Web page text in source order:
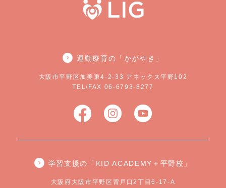
運動療育の「かがやき」
大阪市平野区加美東4-2-33 アネックス平野102
TEL/FAX 06-6793-8277
学習支援の「KID ACADEMY＋平野校」
大阪府大阪市平野区背戸口2丁目6-17-A